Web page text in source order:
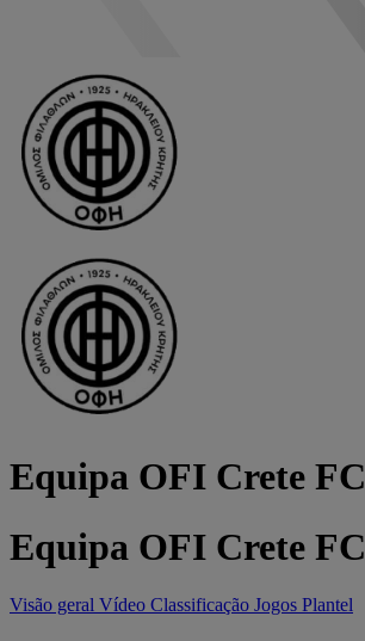
Equipa OFI Crete FC
Equipa OFI Crete FC
Visão geral Vídeo Classificação Jogos Plantel